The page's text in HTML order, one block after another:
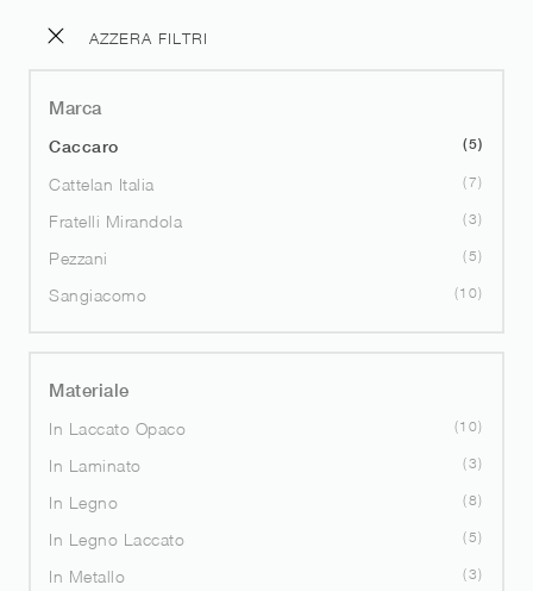
AZZERA FILTRI
Marca
Caccaro 5
Cattelan Italia 7
Fratelli Mirandola 3
Pezzani 5
Sangiacomo 10
Materiale
In Laccato Opaco
10
In Laminato 3
In Legno 8
In Legno Laccato 5
In Metallo 3